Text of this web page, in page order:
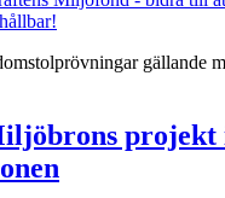
gällande
projekt